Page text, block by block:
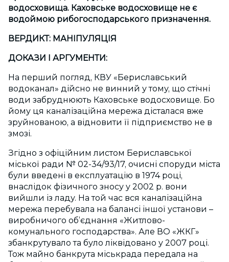
водосховища. Каховське водосховище не є
водоймою рибогосподарського призначення.
ВЕРДИКТ: МАНІПУЛЯЦІЯ
ДОКАЗИ І АРГУМЕНТИ:
На перший погляд, КВУ «Бериславський
водоканал» дійсно не винний у тому, що стічні
води забруднюють Каховське водосховище. Бо
йому ця каналізаційна мережа дісталася вже
зруйнованою, а відновити її підприємство не в
змозі.
Згідно з офіційним листом Бериславської
міської ради № 02-34/93/17, очисні споруди міста
були введені в експлуатацію в 1974 році,
внаслідок фізичного зносу у 2002 р. вони
вийшли із ладу. На той час вся каналізаційна
мережа перебувала на балансі іншої установи –
виробничого об’єднання «Житлово-
комунального господарства». Але ВО «ЖКГ»
збанкрутувало та було ліквідовано у 2007 році.
Тож майно банкрута міськрада передала на